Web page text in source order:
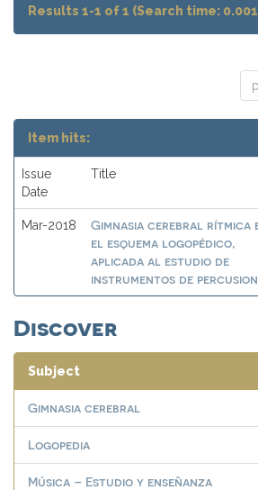
Results 1-1 of 1 (Search time:
Item hits:
Issue
Date
Title
Mar-2018
Gimnasia cerebral rítmica
el esquema logopédico,
aplicada al estudio de
instrumentos de
Discover
Subject
Gimnasia cerebral
Logopedia
Música – Estudio y enseñanza